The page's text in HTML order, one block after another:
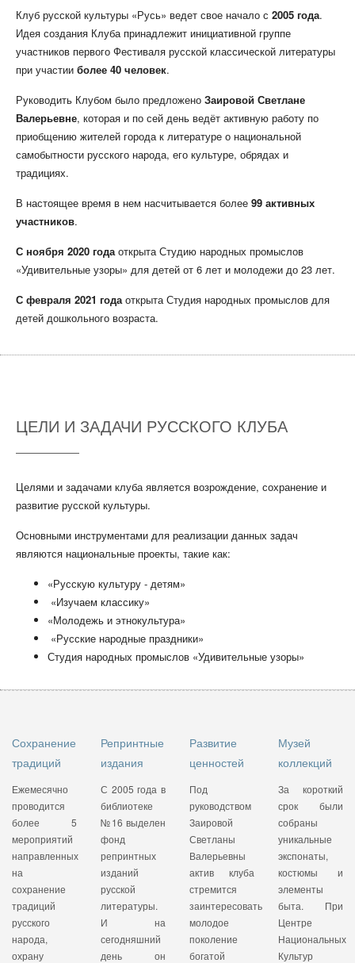
Клуб русской культуры «Русь» ведет свое начало с 2005 года.
Идея создания Клуба принадлежит инициативной группе
участников первого Фестиваля русской классической литературы
при участии более 40 человек.
Руководить Клубом было предложено Заировой Светлане
Валерьевне, которая и по сей день ведёт активную работу по
приобщению жителей города к литературе о национальной
самобытности русского народа, его культуре, обрядах и
традициях.
В настоящее время в нем насчитывается более 99 активных
участников.
С ноября 2020 года открыта Студию народных промыслов
«Удивительные узоры» для детей от 6 лет и молодежи до 23 лет.
С февраля 2021 годаоткрыта Студия народных промыслов для
детей дошкольного возраста.
ЦЕЛИ И ЗАДАЧИ РУССКОГО КЛУБА
Целями и задачами клуба является возрождение, сохранение и
развитие русской культуры.
Основными инструментами для реализации данных задач
являются национальные проекты, такие как:
«Русскую культуру - детям»
«Изучаем классику»
«Молодежь и этнокультура»
«Русские народные праздники»
Студия народных промыслов «Удивительные узоры»
Сохранение
традиций
Ежемесячно
проводится
более 5
мероприятий
направленных
на
сохранение
традиций
русского
народа,
охрану
Репринтные
издания
С 2005 года в
библиотеке
№16 выделен
фонд
репринтных
изданий
русской
литературы.
И на
сегодняшний
день он
Развитие
ценностей
Под
руководством
Заировой
Светланы
Валерьевны
актив клуба
стремится
заинтересовать
молодое
поколение
богатой
Музей
коллекций
За короткий
срок были
собраны
уникальные
экспонаты,
костюмы и
элементы
быта. При
Центре
Национальных
Культур